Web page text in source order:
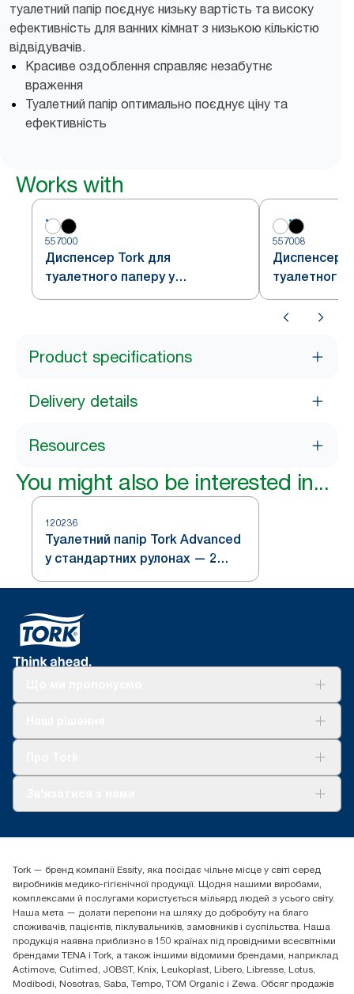
туалетний папір поєднує низьку вартість та високу
ефективність для ванних кімнат з низькою кількістю
відвідувачів.
Красиве оздоблення справляє незабутнє
враження
Туалетний папір оптимально поєднує ціну та
ефективність
Works with
557000
Диспенсер Tork для
туалетного паперу у
стандартних рулонах
557008
Диспенсер
туалетного
Product specifications
Delivery details
Resources
You might also be interested in...
120236
Туалетний папір Tork Advanced
у стандартних рулонах — 2
шари
(+38) 044 490 55 66
Essity Україна
04071 м. Київ, вул. Григорія Сковороди 19,
Тел. +38 044 490 55 66
Tork — бренд компанії Essity, яка посідає чільне місце у світі серед
виробників медико-гігієнічної продукції. Щодня нашими виробами,
комплексами й послугами користується мільярд людей з усього світу.
Наша мета — долати перепони на шляху до добробуту на благо
споживачів, пацієнтів, піклувальників, замовників і суспільства. Наша
продукція наявна приблизно в 150 країнах під провідними всесвітніми
брендами TENA і Tork, а також іншими відомими брендами, наприклад
Actimove, Cutimed, JOBST, Knix, Leukoplast, Libero, Libresse, Lotus,
Modibodi, Nosotras, Saba, Tempo, TOM Organic і Zewa. Обсяг продажів